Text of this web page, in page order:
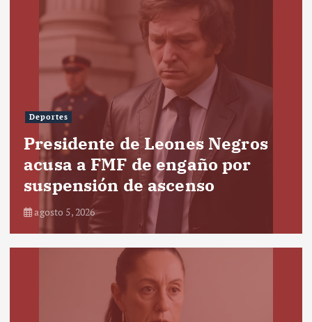
Deportes
Presidente de Leones Negros
acusa a FMF de engaño por
suspensión de ascenso
agosto 5, 2026